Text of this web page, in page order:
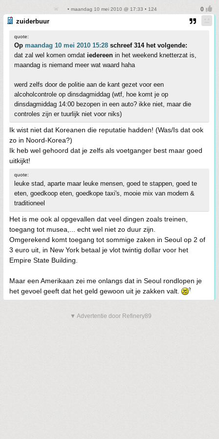
• maandag 10 mei 2010 @ 17:33 • 124
zuiderbuur
quote:
Op maandag 10 mei 2010 15:28 schreef 314 het volgende:
dat zal wel komen omdat iedereen in het weekend knetterzat is,
maandag is niemand meer wat waard haha
werd zelfs door de politie aan de kant gezet voor een
alcoholcontrole op dinsdagmiddag (wtf, hoe komt je op
dinsdagmiddag 14:00 bezopen in een auto? ikke niet, maar die
controles zijn er tuurlijk niet voor niks)
Ik wist niet dat Koreanen die reputatie hadden! (Was/Is dat ook
zo in Noord-Korea?)
Ik heb wel gehoord dat je zelfs als voetganger best maar goed
uitkijkt!
quote:
leuke stad, aparte maar leuke mensen, goed te stappen, goed te
eten, goedkoop eten, goedkope taxi's, mooie mix van modern &
traditioneel
Het is me ook al opgevallen dat veel dingen zoals treinen,
toegang tot musea,... echt wel niet zo duur zijn.
Omgerekend komt toegang tot sommige zaken in Seoul op 2 of
3 euro uit, in New York betaal je vlot twintig dollar voor het
Empire State Building.
Maar een Amerikaan zei me onlangs dat in Seoul rondlopen je
het gevoel geeft dat het geld gewoon uit je zakken valt.
▼ Advertentie door Refinery89